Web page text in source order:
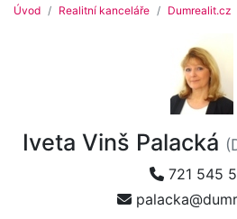
Úvod Realitní kanceláře Dumrealit.cz
Iveta Vinš Palacká
721 545